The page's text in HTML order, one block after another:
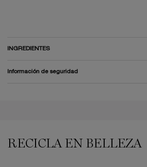
INGREDIENTES
Información de seguridad
RECICLA EN BELLEZA